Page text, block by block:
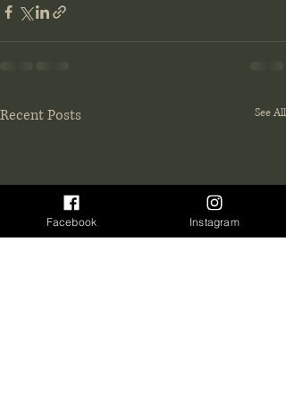
Recent Posts See All
Facebook Instagram